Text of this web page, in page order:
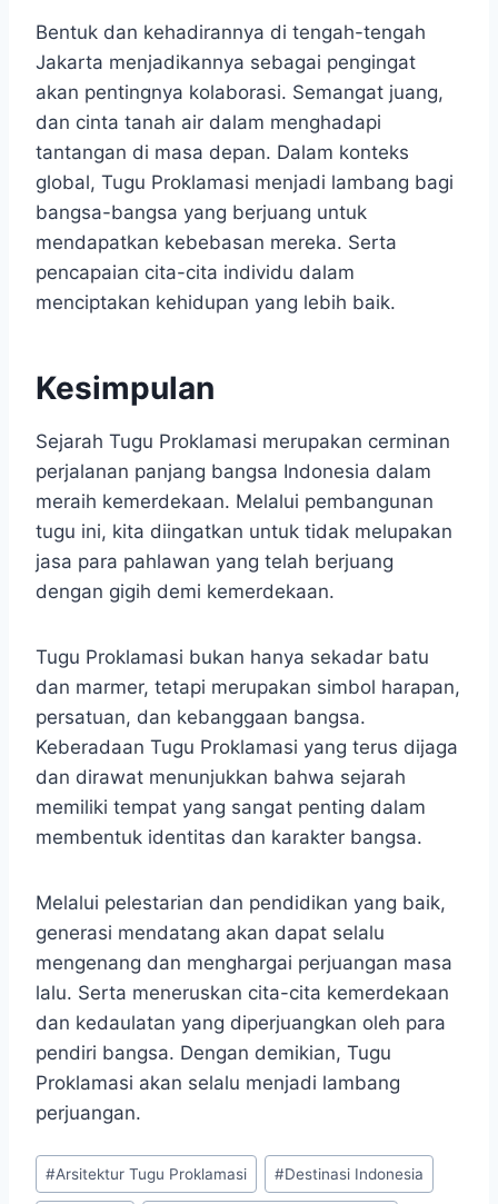
Bentuk dan kehadirannya di tengah-tengah
Jakarta menjadikannya sebagai pengingat
akan pentingnya kolaborasi. Semangat juang,
dan cinta tanah air dalam menghadapi
tantangan di masa depan. Dalam konteks
global, Tugu Proklamasi menjadi lambang bagi
bangsa-bangsa yang berjuang untuk
mendapatkan kebebasan mereka. Serta
pencapaian cita-cita individu dalam
menciptakan kehidupan yang lebih baik.
Kesimpulan
Sejarah Tugu Proklamasi merupakan cerminan
perjalanan panjang bangsa Indonesia dalam
meraih kemerdekaan. Melalui pembangunan
tugu ini, kita diingatkan untuk tidak melupakan
jasa para pahlawan yang telah berjuang
dengan gigih demi kemerdekaan.
Tugu Proklamasi bukan hanya sekadar batu
dan marmer, tetapi merupakan simbol harapan,
persatuan, dan kebanggaan bangsa.
Keberadaan Tugu Proklamasi yang terus dijaga
dan dirawat menunjukkan bahwa sejarah
memiliki tempat yang sangat penting dalam
membentuk identitas dan karakter bangsa.
Melalui pelestarian dan pendidikan yang baik,
generasi mendatang akan dapat selalu
mengenang dan menghargai perjuangan masa
lalu. Serta meneruskan cita-cita kemerdekaan
dan kedaulatan yang diperjuangkan oleh para
pendiri bangsa. Dengan demikian, Tugu
Proklamasi akan selalu menjadi lambang
perjuangan.
Post
Tags:
#Arsitektur Tugu Proklamasi #Destinasi Indonesia